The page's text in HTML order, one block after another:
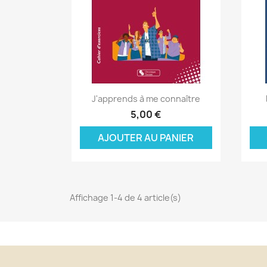
Aperçu rapide
J'apprends à me connaître
5,00 €
AJOUTER AU PANIER
Affichage 1-4 de 4 article(s)